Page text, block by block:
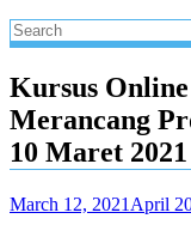
Kursus
Merancang
10 Maret 2021
March 12, 2021 April